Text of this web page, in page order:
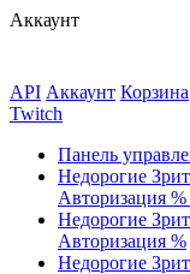
Аккаунт
API Аккаунт Корзина
Twitch
Панель
Недорогие
Авторизация
Недорогие
Авторизация %
Недорогие